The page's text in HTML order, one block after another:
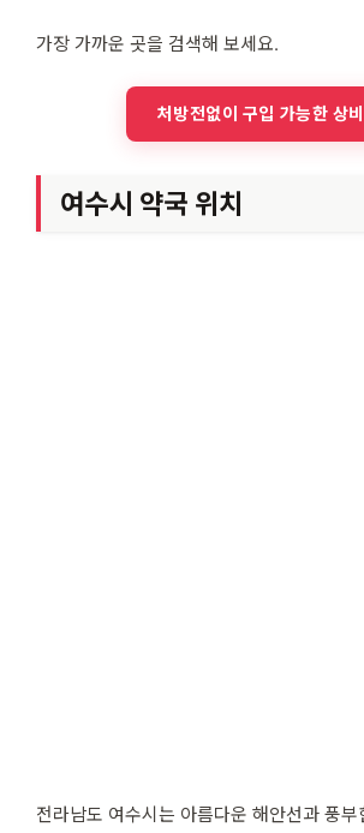
가장 가까운 곳을 검색해 보세요.
처방전없이 구입 가능한 상
여수시 약국 위치
전라남도 여수시는 아름다운 해안선과 풍